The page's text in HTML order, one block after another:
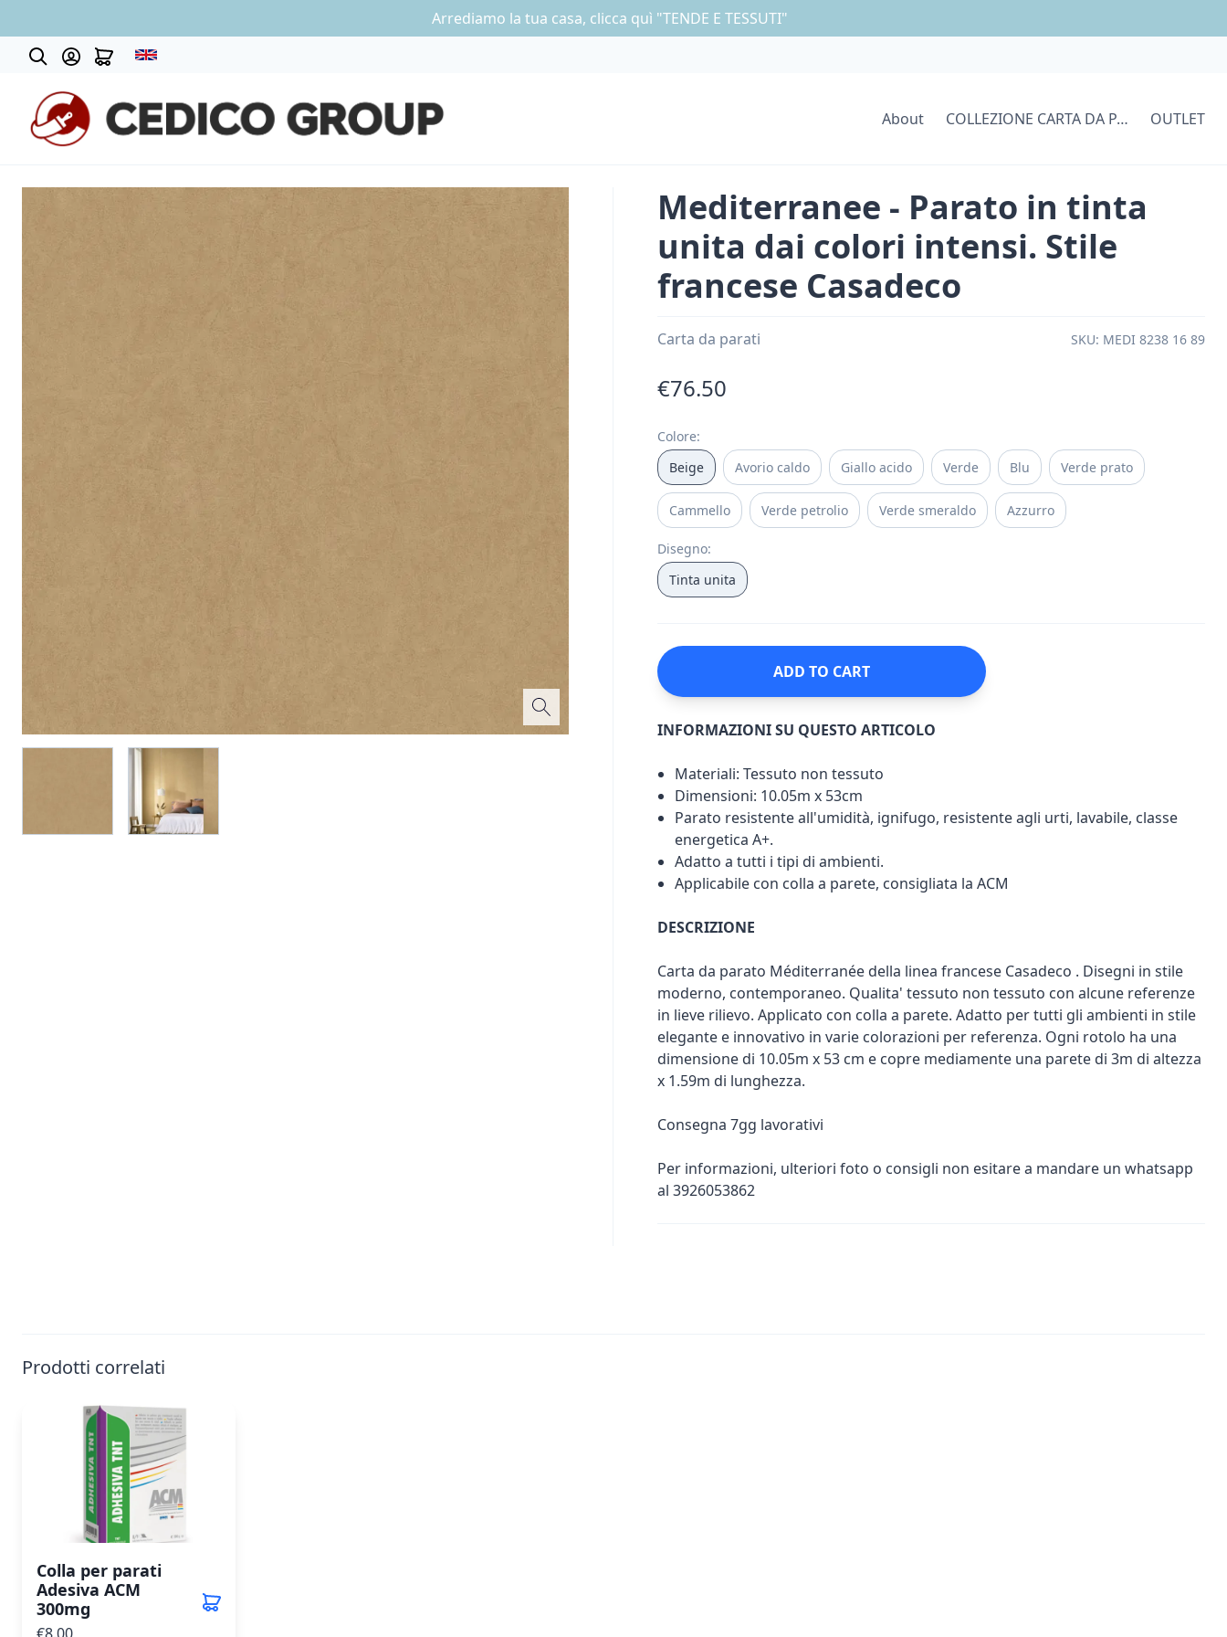
Arrediamo la tua casa, clicca quì "TENDE E TESSUTI"
About COLLEZIONE CARTA DA PARATI OUTLET
Mediterranee - Parato in tinta
unita dai colori intensi. Stile
francese Casadeco
Carta da parati SKU: MEDI 8238 16 89
€76.50
Colore:
Beige
Avorio caldo Giallo acido Verde Blu Verde prato
Cammello Verde petrolio Verde smeraldo Azzurro
Disegno:
Tinta unita
ADD TO CART
INFORMAZIONI SU QUESTO ARTICOLO
Materiali: Tessuto non tessuto
Dimensioni: 10.05m x 53cm
Parato resistente all'umidità, ignifugo, resistente agli urti, lavabile, classe
energetica A+.
Adatto a tutti i tipi di ambienti.
Applicabile con colla a parete, consigliata la ACM
DESCRIZIONE
Carta da parato Méditerranée della linea francese Casadeco . Disegni in stile
moderno, contemporaneo. Qualita' tessuto non tessuto con alcune referenze
in lieve rilievo. Applicato con colla a parete. Adatto per tutti gli ambienti in stile
elegante e innovativo in varie colorazioni per referenza. Ogni rotolo ha una
dimensione di 10.05m x 53 cm e copre mediamente una parete di 3m di altezza
x 1.59m di lunghezza.
Consegna 7gg lavorativi
Per informazioni, ulteriori foto o consigli non esitare a mandare un whatsapp
al 3926053862
Prodotti correlati
Colla per parati
Adesiva ACM
300mg